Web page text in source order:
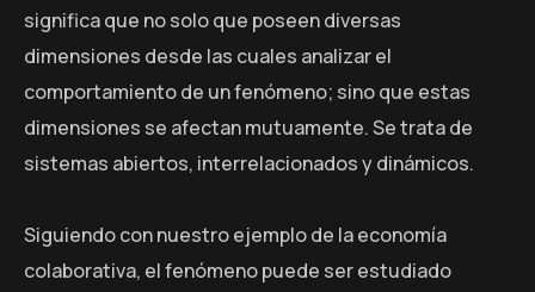
significa que no solo que poseen diversas
dimensiones desde las cuales analizar el
comportamiento de un fenómeno; sino que estas
dimensiones se afectan mutuamente. Se trata de
sistemas abiertos, interrelacionados y dinámicos.
Siguiendo con nuestro ejemplo de la economía
colaborativa, el fenómeno puede ser estudiado